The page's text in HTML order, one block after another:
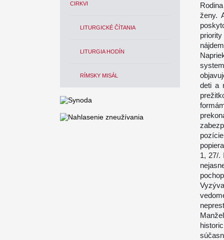
CIRKVI
LITURGICKÉ ČÍTANIA
LITURGIA HODÍN
RÍMSKY MISÁL
ženy.
deti a
1, 27/.